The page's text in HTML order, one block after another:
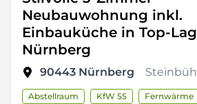
Neubauwohnung inkl.
Einbauküche in Top-
Nürnberg
90443 Nürnberg
Abstellraum KfW 55
Fernwärme